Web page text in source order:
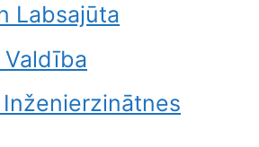
Labsajūta